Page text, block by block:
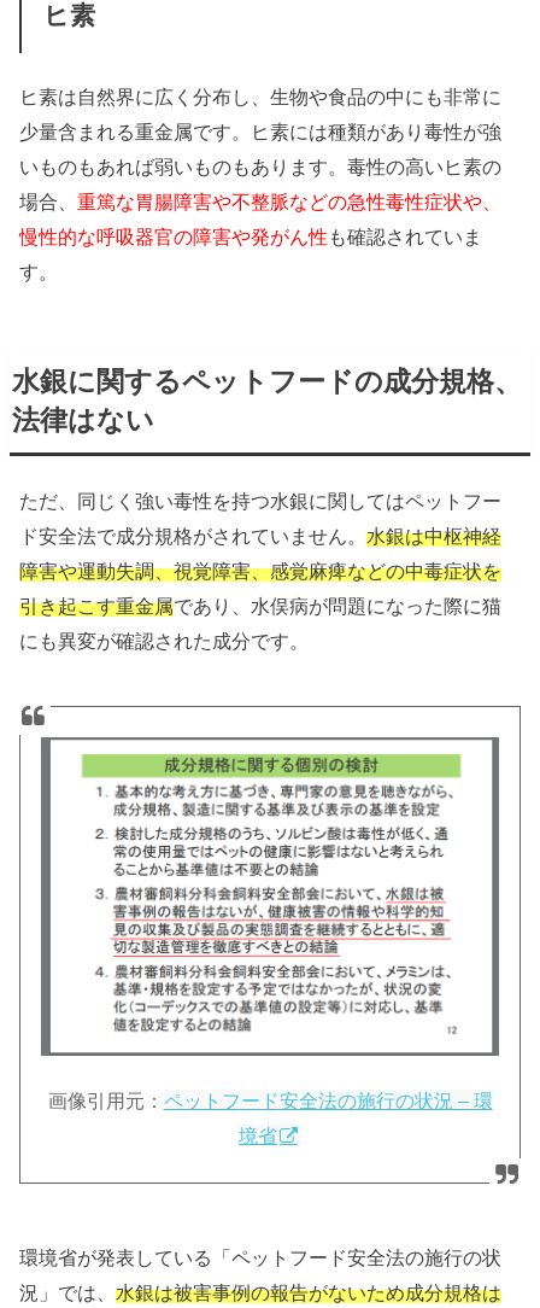
ヒ素
ヒ素は自然界に広く分布し、生物や食品の中にも非常に
少量含まれる重金属です。ヒ素には種類があり毒性が強
いものもあれば弱いものもあります。毒性の高いヒ素の
場合、重篤な胃腸障害や不整脈などの急性毒性症状や、
慢性的な呼吸器官の障害や発がん性 も確認されていま
す。
水銀に関するペットフードの成分規格、
法律はない
ただ、同じく強い毒性を持つ水銀に関してはペットフー
ド安全法で成分規格がされていません。水銀は中枢神経
障害や運動失調、視覚障害、感覚麻痺などの中毒症状を
引き起こす重金属であり、水俣病が問題になった際に猫
にも異変が確認された成分です。
画像引用元： ペットフード安全法の施行の状況 – 環
境省
環境省が発表している「ペットフード安全法の施行の状
況」では、水銀は被害事例の報告がないため成分規格は